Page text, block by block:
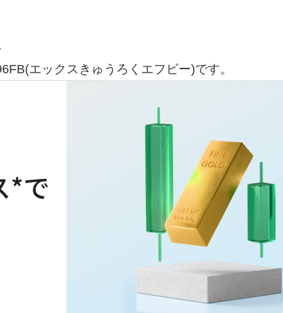
エックスきゅうろくエフビー)です。